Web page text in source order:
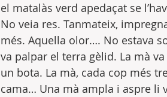
el matalàs verd apedaçat se
No veia res. Tanmateix,
més. Aquella olor…. No estava
va palpar el terra gèlid. La mà
un bota. La mà, cada cop més
cama… Una mà ampla i aspre li